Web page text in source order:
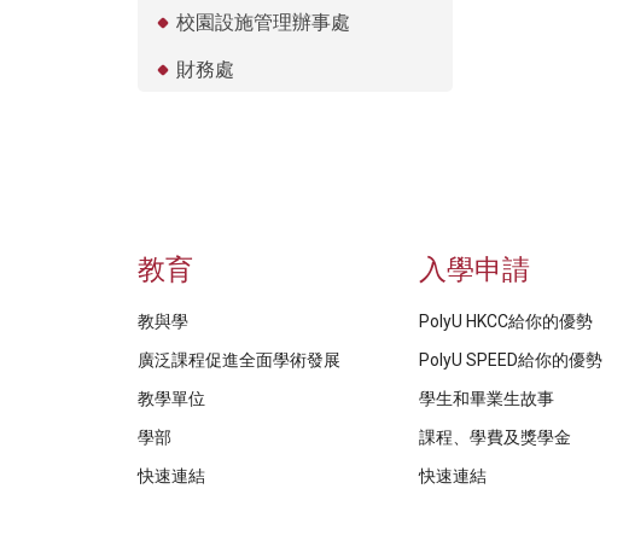
校園設施管理辦事處
財務處
教育
教與學
廣泛課程促進全面學術發展
教學單位
學部
快速連結
入學申請
PolyU HKCC給你的優勢
PolyU SPEED給你的優勢
學生和畢業生故事
課程、學費及獎學金
快速連結